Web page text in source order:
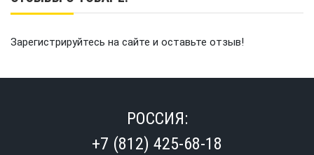
Зарегистрируйтесь на сайте и оставьте отзыв!
РОССИЯ:
+7 (812) 425-68-18